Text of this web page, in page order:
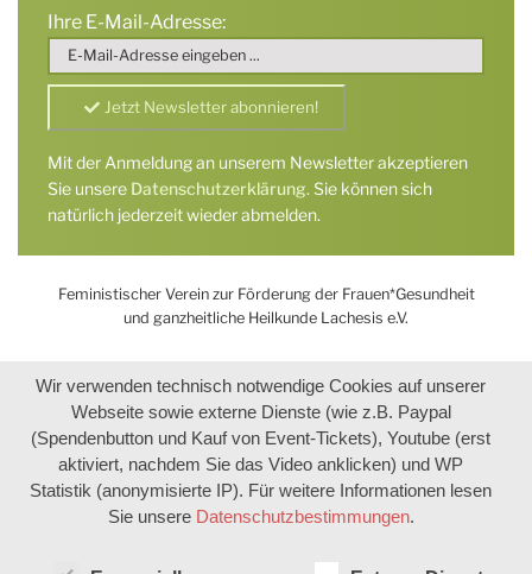
Ihre E-Mail-Adresse:
Mit der Anmeldung an unserem Newsletter akzeptieren
Sie unsere Datenschutzerklärung. Sie können sich
natürlich jederzeit wieder abmelden.
Feministischer Verein zur Förderung der Frauen*Gesundheit
und ganzheitliche Heilkunde Lachesis e.V.
Wir verwenden technisch notwendige Cookies auf unserer
Webseite sowie externe Dienste (wie z.B. Paypal
(Spendenbutton und Kauf von Event-Tickets), Youtube (erst
aktiviert, nachdem Sie das Video anklicken) und WP
Statistik (anonymisierte IP). Für weitere Informationen lesen
Sie unsere Datenschutzbestimmungen.